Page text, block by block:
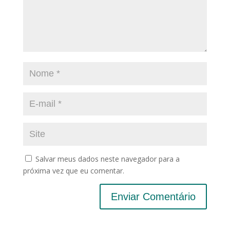
Salvar meus dados neste navegador para a
próxima vez que eu comentar.